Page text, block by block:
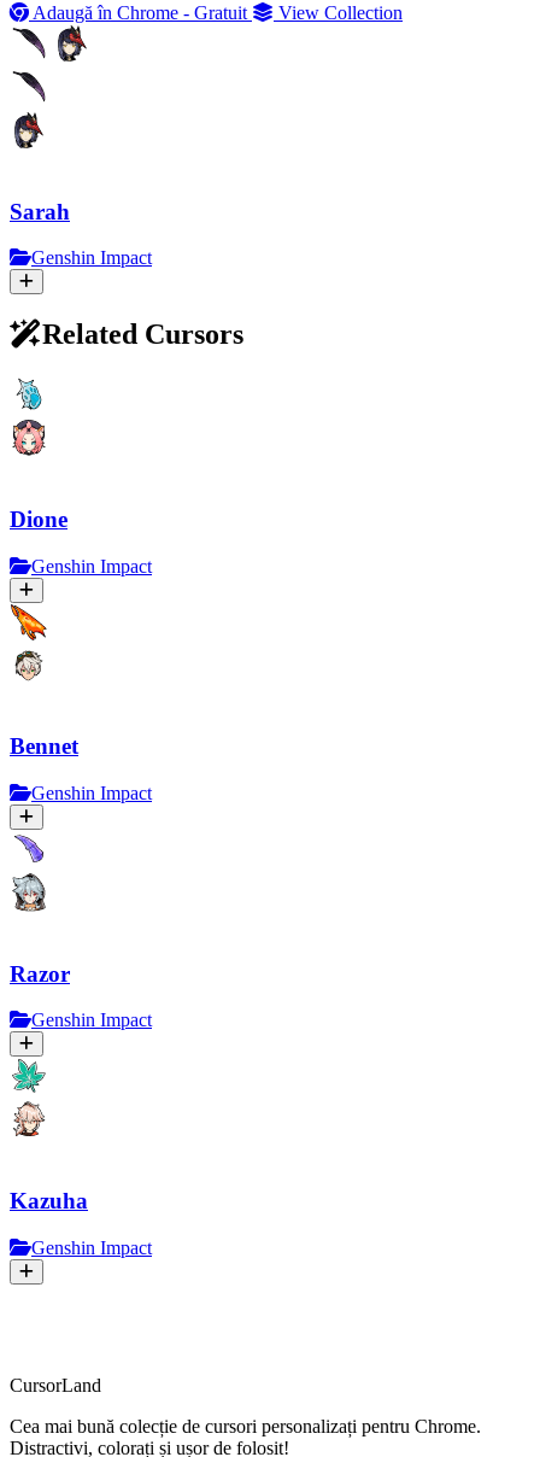
Adaugă în Chrome - Gratuit
View Collection
Sarah
Genshin Impact
Related Cursors
Dione
Genshin Impact
Bennet
Genshin Impact
Razor
Genshin Impact
Kazuha
Genshin Impact
CursorLand
Cea mai bună colecție de cursori personalizați pentru Chrome.
Distractivi, colorați și ușor de folosit!